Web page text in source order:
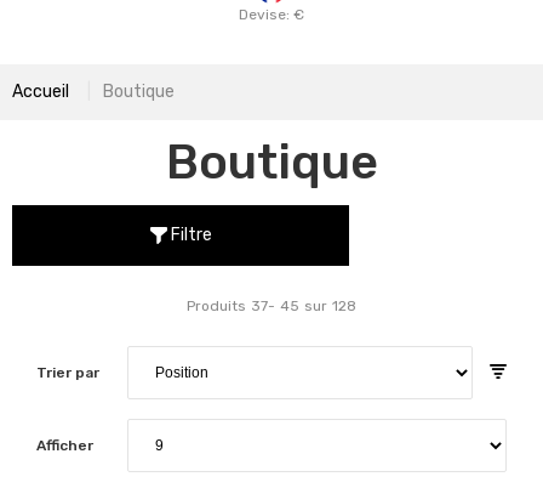
Devise: €
Accueil Boutique
Boutique
Filtre
Trier par
Produits 37- 45 sur 128
Afficher